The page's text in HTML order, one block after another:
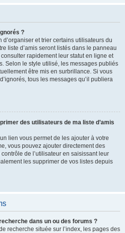
?
et trier certains utilisateurs du
liste d’amis seront listés dans le panneau
rapidement leur statut en ligne et
Selon le style utilisé, les messages publiés
être mis en surbrillance. Si vous
tous les messages qu’il publiera
des utilisateurs de ma liste d’amis
lien vous permet de les ajouter à votre
vous pouvez ajouter directement des
de l’utilisateur en saisissant leur
les supprimer de vos listes depuis
dans un ou des forums ?
recherche située sur l’index, les pages des